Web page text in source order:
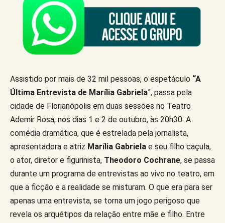
Assistido por mais de 32 mil pessoas, o espetáculo “A
Última Entrevista de Marília Gabriela”, passa pela
cidade de Florianópolis em duas sessões no Teatro
Ademir Rosa, nos dias 1 e 2 de outubro, às 20h30. A
comédia dramática, que é estrelada pela jornalista,
apresentadora e atriz Marília Gabriela e seu filho caçula,
o ator, diretor e figurinista, Theodoro Cochrane, se passa
durante um programa de entrevistas ao vivo no teatro, em
que a ficção e a realidade se misturam. O que era para ser
apenas uma entrevista, se torna um jogo perigoso que
revela os arquétipos da relação entre mãe e filho. Entre